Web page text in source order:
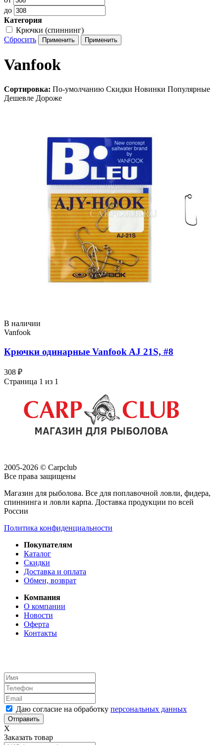
до
Категория
Крючки (спиннинг)
Сбросить
Vanfook
Сортировка: По-умолчанию Скидки Новинки Популярные
Дешевле Дороже
В наличии
Vanfook
Крючки одинарные Vanfook AJ 21S, #8
308 ₽
Страница 1 из 1
2005-2026 © Carpclub
Все права защищены
Магазин для рыболова. Все для поплавочной ловли, фидера,
спиннинга и ловли карпа. Доставка продукции по всей
России
Политика конфиденциальности
Покупателям
Каталог
Скидки
Доставка и оплата
Обмен, возврат
Компания
О компании
Новости
Оферта
Контакты
Даю согласие на обработку персональных данных
X
Заказать товар